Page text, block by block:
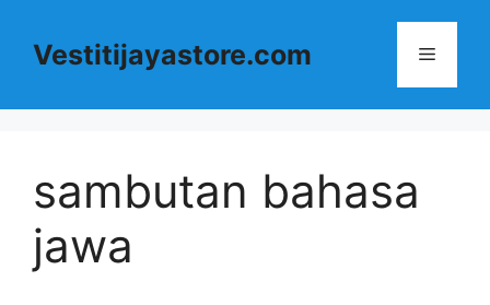
Vestitijayastore.com Menu
sambutan bahasa
jawa